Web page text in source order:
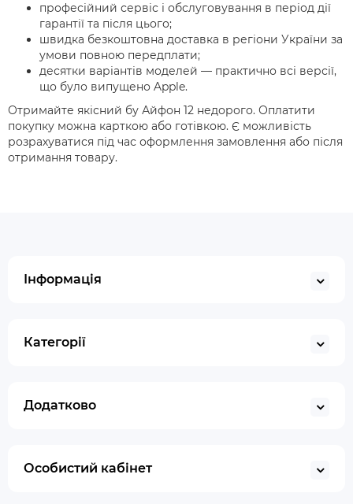
професійний сервіс і обслуговування в період дії
гарантії та після цього;
швидка безкоштовна доставка в регіони України за
умови повною передплати;
десятки варіантів моделей — практично всі версії,
що було випущено Apple.
Отримайте якісний бу Айфон 12 недорого. Оплатити
покупку можна карткою або готівкою. Є можливість
розрахуватися під час оформлення замовлення або після
отримання товару.
Інформація
Категорії
Додатково
Особистий кабінет